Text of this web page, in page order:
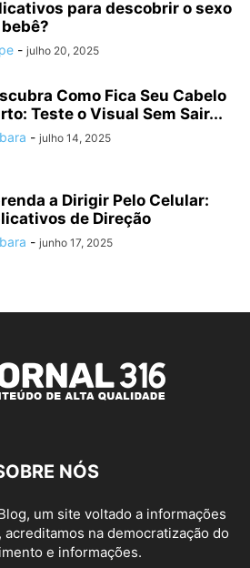
para descobrir o sexo
- julho 20, 2025
Como Fica Seu Cabelo
Teste o Visual Sem Sair...
- julho 14, 2025
a Dirigir Pelo Celular:
de Direção
- junho 17, 2025
NÓS
um site voltado a informações
na democratização do
e informações.